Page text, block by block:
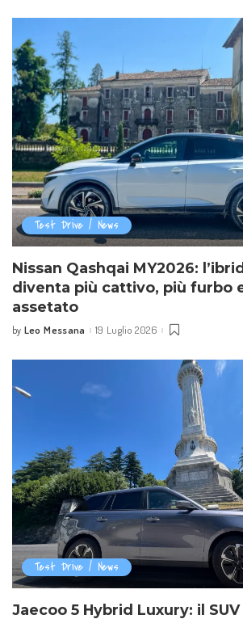
Test Drive / News
Nissan Qashqai MY2026:
diventa più cattivo, più furbo
assetato
Posted
by Leo Messana 19 Luglio 2026
Test Drive / News
Jaecoo 5 Hybrid Luxury: il